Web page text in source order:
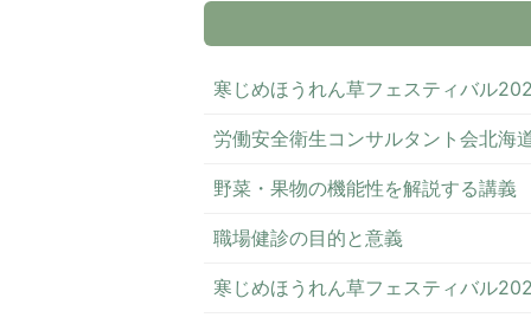
寒じめほうれん草フェスティバル
労働安全衛生コンサルタント会北海
野菜・果物の機能性を解説する講義
職場健診の目的と意義
寒じめほうれん草フェスティバル